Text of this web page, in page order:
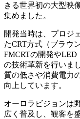
きる世界初の大型映
集めました。
開発当時は、プロジ
たCRT方式（ブラウ
FMCRTの開発やLED
の技術革新を行いま
質の低さや消費電力
向上しています。
オーロラビジョンは
広く普及し、観客を